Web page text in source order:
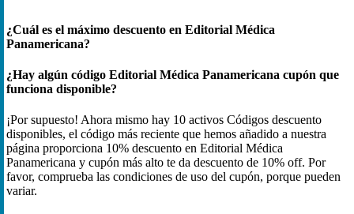
¿Cuál es el máximo descuento en Editorial Médica
Panamericana?
¿Hay algún código Editorial Médica Panamericana cupón que
funciona disponible?
¡Por supuesto! Ahora mismo hay 10 activos Códigos descuento
disponibles, el código más reciente que hemos añadido a nuestra
página proporciona 10% descuento en Editorial Médica
Panamericana y cupón más alto te da descuento de 10% off. Por
favor, comprueba las condiciones de uso del cupón, porque pueden
variar.